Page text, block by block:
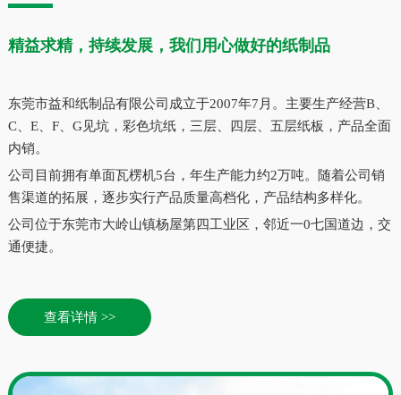
精益求精，持续发展，我们用心做好的纸制品
东莞市益和纸制品有限公司成立于2007年7月。主要生产经营B、
C、E、F、G见坑，彩色坑纸，三层、四层、五层纸板，产品全面
内销。
公司目前拥有单面瓦楞机5台，年生产能力约2万吨。随着公司销
售渠道的拓展，逐步实行产品质量高档化，产品结构多样化。
公司位于东莞市大岭山镇杨屋第四工业区，邻近一0七国道边，交
通便捷。
查看详情 >>